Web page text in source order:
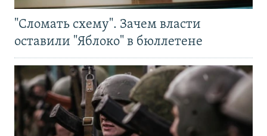
"Сломать схему". Зачем власти
оставили "Яблоко" в бюллетене